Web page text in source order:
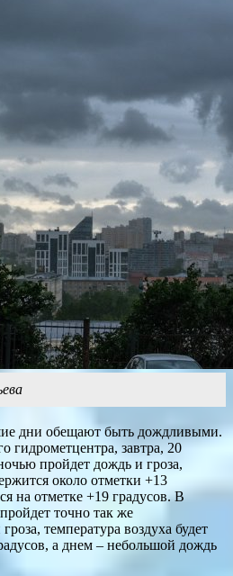
дни обещают быть дождливыми.
гидрометцентра, завтра, 20
пройдет дождь и гроза,
около отметки +13
на отметке +19 градусов. В
точно так же
температура воздуха будет
а днем – небольшой дождь